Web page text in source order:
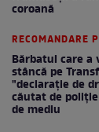
coroană
RECOMANDARE
Bărbatul care a
stâncă pe
"declaraţie de
căutat de
de mediu